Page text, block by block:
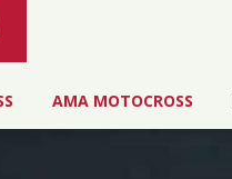
AMA MOTOCROSS